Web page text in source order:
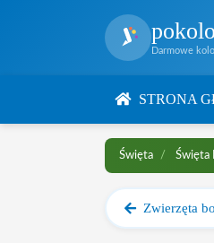
Darmowe
STRONA
Święta Święta
Zwierzęta